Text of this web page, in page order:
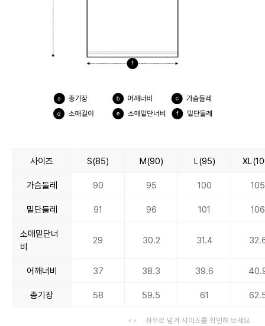
사이즈 S(85) M(90) L(95)
가슴둘레 90 95 100 105
밑단둘레 91 96 101 106
소매밑단너
비
29 30.2 31.4
어깨너비 37 38.3 39.6
총기장 58 59.5 61
좌우로 넘겨 사이즈를 확인해 보세요